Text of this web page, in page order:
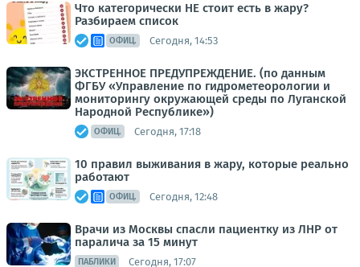
Что категорически НЕ стоит есть в жару?
Разбираем список
ОФИЦ. Сегодня, 14:53
ЭКСТРЕННОЕ ПРЕДУПРЕЖДЕНИЕ. (по данным
ФГБУ «Управление по гидрометеорологии и
мониторингу окружающей среды по Луганской
Народной Республике»)
ОФИЦ. Сегодня, 17:18
10 правил выживания в жару, которые реально
работают
ОФИЦ. Сегодня, 12:48
Врачи из Москвы спасли пациентку из ЛНР от
паралича за 15 минут
ПАБЛИКИ Сегодня, 17:07